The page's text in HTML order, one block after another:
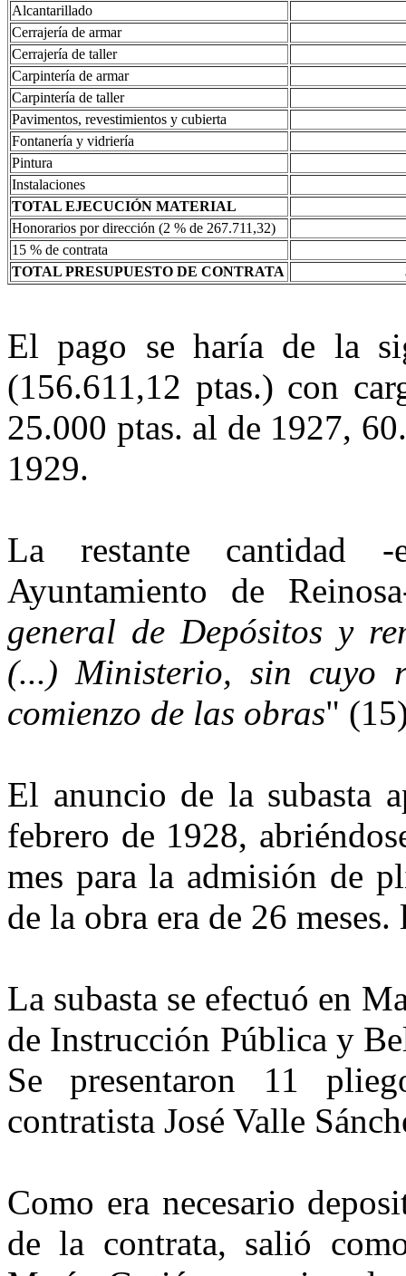
Alcantarillado
Cerrajería de armar
Cerrajería de taller
Carpintería de armar
Carpintería de taller
Pavimentos, revestimientos y cubierta
Fontanería y vidriería
Pintura
Instalaciones
TOTAL EJECUCIÓN MATERIAL
Honorarios por dirección (2 % de 267.711,32)
15 % de contrata
TOTAL PRESUPUESTO DE CONTRATA
El pago se haría de la
(156.611,12 ptas.) con
25.000 ptas. al de 1927,
1929.
La restante cantidad
Ayuntamiento de
general de Depósitos y
(...) Ministerio, sin cuyo
comienzo de las obras"
El anuncio de la subasta
febrero de 1928,
mes para la admisión de
de la obra era de 26 meses.
La subasta se efectuó en
de Instrucción Pública y
Se presentaron 11
contratista José Valle
Como era necesario
de la contrata, salió